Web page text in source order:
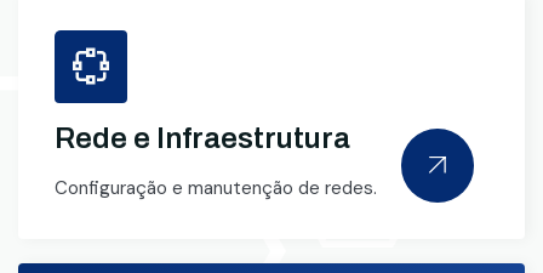
Rede e Infraestrutura
Configuração e manutenção de redes.